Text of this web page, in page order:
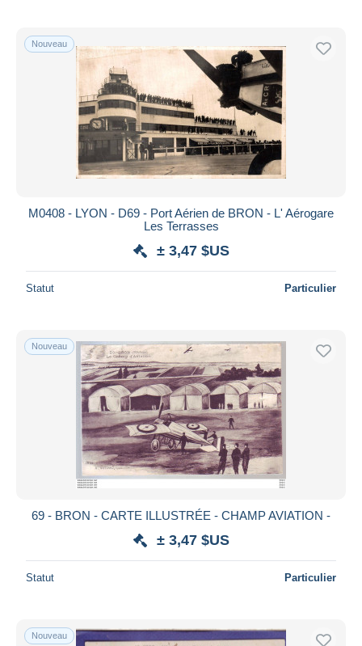
Nouveau
M0408 - LYON - D69 - Port Aérien de BRON - L' Aérogare
Les Terrasses
± 3,47 $US
Statut Particulier
Nouveau
69 - BRON - CARTE ILLUSTRÉE - CHAMP AVIATION -
± 3,47 $US
Statut Particulier
Nouveau